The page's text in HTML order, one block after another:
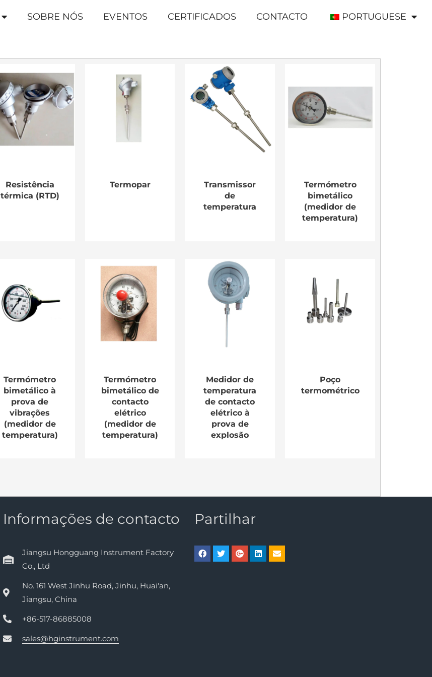
SOBRE NÓS EVENTOS CERTIFICADOS CONTACTO PORTUGUESE
Resistência
térmica (RTD)
Termopar
Transmissor
de
temperatura
Termómetro
bimetálico
(medidor de
temperatura)
Termómetro
bimetálico à
prova de
vibrações
(medidor de
temperatura)
Termómetro
bimetálico de
contacto
elétrico
(medidor de
temperatura)
Medidor de
temperatura
de contacto
elétrico à
prova de
explosão
Poço
termométrico
Informações de contacto
Jiangsu Hongguang Instrument Factory
Co., Ltd
No. 161 West Jinhu Road, Jinhu, Huai'an,
Jiangsu, China
+86-517-86885008
sales@hginstrument.com
Partilhar